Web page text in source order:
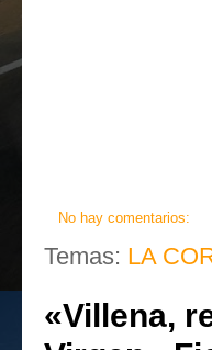
No hay comentarios:
Temas: LA
«Villena,